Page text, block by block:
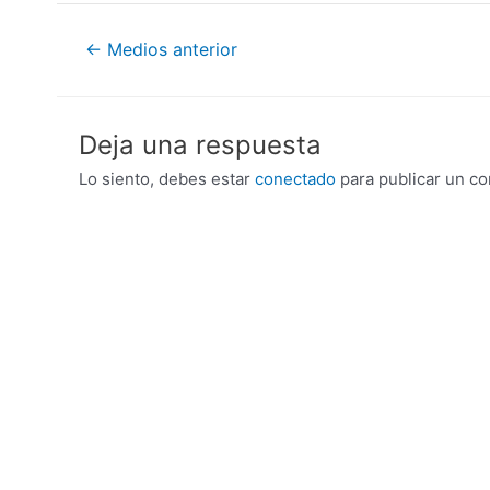
Navegación
← Medios anterior
Deja una respuesta
Lo siento, debes estar conectado para publicar un